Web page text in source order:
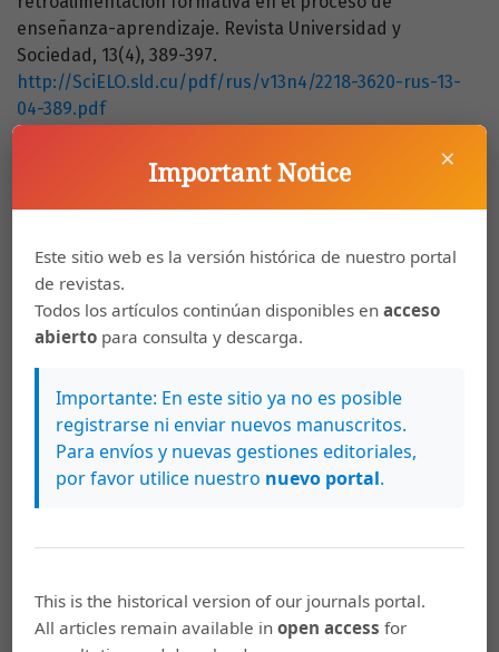
enseñanza-aprendizaje. Revista Universidad y
Sociedad, 13(4), 389-397.
http://SciELO.sld.cu/pdf/rus/v13n4/2218-3620-rus-13-
04-389.pdf
Contribuciones de las tecnologías para la evaluación
formativa en el Prácticum. Revista de curriculum y
https://dialnet.unirioja.es/servlet/articulo?
codigo=6684939
García, L. (2014). Evaluación formativa de los
https://www.redalyc.org/pdf/706/70630580001.pdf
Guadarrama-Zavaleta, A. (2021). La evaluación
diagnóstica, formativa y sumativa. Acervo digital
educativo.
e instrumentos de evaluación formativa y compartida
del aprendizaje en educación superior. Perfiles
×
Important Notice
Este sitio web es la versión histórica de nuestro portal
de revistas.
Todos los artículos continúan disponibles enacceso
abierto para consulta y descarga.
Importante: En este sitio ya no es posible
registrarse ni enviar nuevos manuscritos.
Para envíos y nuevas gestiones editoriales,
por favor utilice nuestro nuevo portal.
This is the historical version of our journals portal.
All articles remain available inopen access for